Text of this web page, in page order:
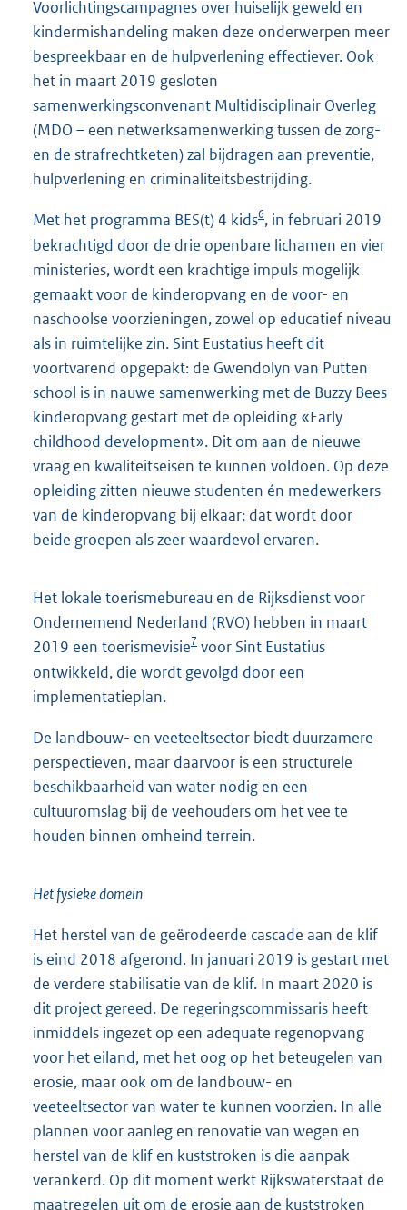
Voorlichtingscampagnes over huiselijk geweld en
kindermishandeling maken deze onderwerpen meer
bespreekbaar en de hulpverlening effectiever. Ook
het in maart 2019 gesloten
samenwerkingsconvenant Multidisciplinair Overleg
(MDO – een netwerksamenwerking tussen de zorg-
en de strafrechtketen) zal bijdragen aan preventie,
hulpverlening en criminaliteitsbestrijding.
Met het programma BES(t) 4 kids6, in februari 2019
bekrachtigd door de drie openbare lichamen en vier
ministeries, wordt een krachtige impuls mogelijk
gemaakt voor de kinderopvang en de voor- en
naschoolse voorzieningen, zowel op educatief niveau
als in ruimtelijke zin. Sint Eustatius heeft dit
voortvarend opgepakt: de Gwendolyn van Putten
school is in nauwe samenwerking met de Buzzy Bees
kinderopvang gestart met de opleiding «Early
childhood development». Dit om aan de nieuwe
vraag en kwaliteitseisen te kunnen voldoen. Op deze
opleiding zitten nieuwe studenten én medewerkers
van de kinderopvang bij elkaar; dat wordt door
beide groepen als zeer waardevol ervaren.
Het lokale toerismebureau en de Rijksdienst voor
Ondernemend Nederland (RVO) hebben in maart
2019 een toerismevisie7 voor Sint Eustatius
ontwikkeld, die wordt gevolgd door een
implementatieplan.
De landbouw- en veeteeltsector biedt duurzamere
perspectieven, maar daarvoor is een structurele
beschikbaarheid van water nodig en een
cultuuromslag bij de veehouders om het vee te
houden binnen omheind terrein.
Het fysieke domein
Het herstel van de geërodeerde cascade aan de klif
is eind 2018 afgerond. In januari 2019 is gestart met
de verdere stabilisatie van de klif. In maart 2020 is
dit project gereed. De regeringscommissaris heeft
inmiddels ingezet op een adequate regenopvang
voor het eiland, met het oog op het beteugelen van
erosie, maar ook om de landbouw- en
veeteeltsector van water te kunnen voorzien. In alle
plannen voor aanleg en renovatie van wegen en
herstel van de klif en kuststroken is die aanpak
verankerd. Op dit moment werkt Rijkswaterstaat de
maatregelen uit om de erosie aan de kuststroken